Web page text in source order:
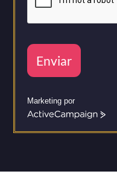
Enviar
Marketing por
A